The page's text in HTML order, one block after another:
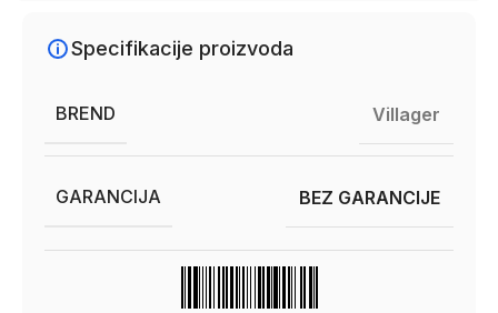
Specifikacije proizvoda
BREND Villager
GARANCIJA BEZ GARANCIJE